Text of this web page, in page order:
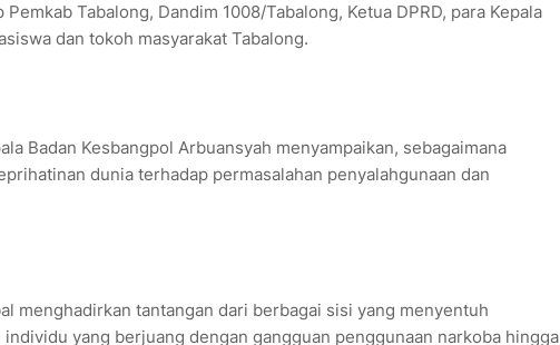
Tabalong, Dandim 1008/Tabalong, Ketua DPRD, para Kepala
dan tokoh masyarakat Tabalong.
Badan Kesbangpol Arbuansyah menyampaikan, sebagaimana
dunia terhadap permasalahan penyalahgunaan dan
menghadirkan tantangan dari berbagai sisi yang menyentuh
yang berjuang dengan gangguan penggunaan narkoba hingga